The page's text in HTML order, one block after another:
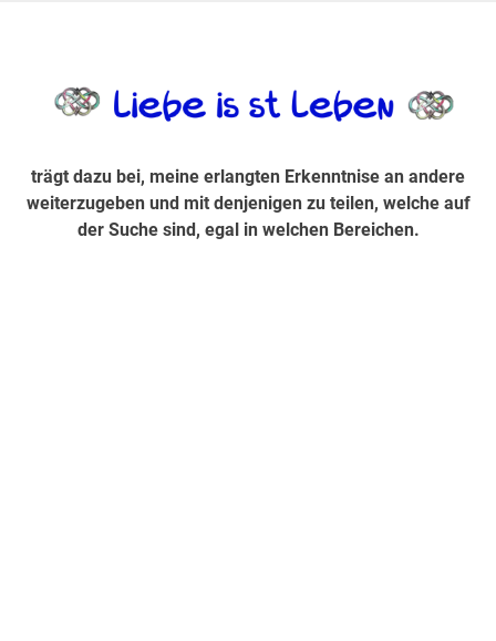
Suche sind, egal in welchen Bereichen.
trägt dazu bei, meine erlangten Erkenntnise an andere
weiterzugeben und mit denjenigen zu teilen, welche auf
der Suche sind, egal in welchen Bereichen.